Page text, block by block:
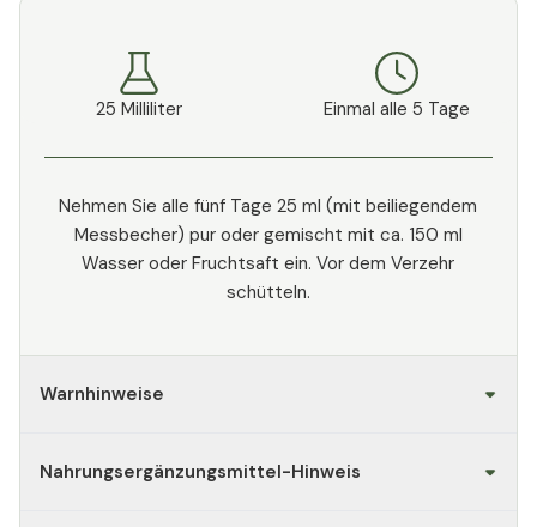
25 Milliliter Einmal alle 5 Tage
Nehmen Sie alle fünf Tage 25 ml (mit beiliegendem
Messbecher) pur oder gemischt mit ca. 150 ml
Wasser oder Fruchtsaft ein. Vor dem Verzehr
schütteln.
Warnhinweise
Nahrungsergänzungsmittel-Hinweis